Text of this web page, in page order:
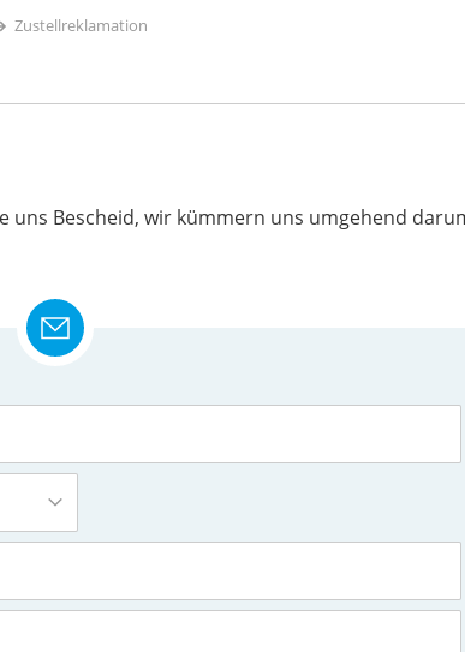
Zustellreklamation
uns Bescheid, wir kümmern uns umgehend